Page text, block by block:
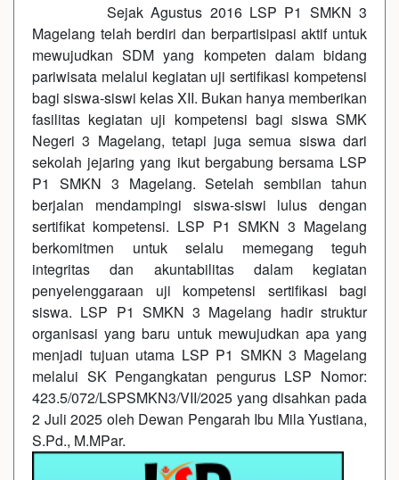
Sejak Agustus 2016 LSP P1 SMKN 3
Magelang telah berdiri dan berpartisipasi aktif untuk
mewujudkan SDM yang kompeten dalam bidang
pariwisata melalui kegiatan uji sertifikasi kompetensi
bagi siswa-siswi kelas XII. Bukan hanya memberikan
fasilitas kegiatan uji kompetensi bagi siswa SMK
Negeri 3 Magelang, tetapi juga semua siswa dari
sekolah jejaring yang ikut bergabung bersama LSP
P1 SMKN 3 Magelang. Setelah sembilan tahun
berjalan mendampingi siswa-siswi lulus dengan
sertifikat kompetensi. LSP P1 SMKN 3 Magelang
berkomitmen untuk selalu memegang teguh
integritas dan akuntabilitas dalam kegiatan
penyelenggaraan uji kompetensi sertifikasi bagi
siswa. LSP P1 SMKN 3 Magelang hadir struktur
organisasi yang baru untuk mewujudkan apa yang
menjadi tujuan utama LSP P1 SMKN 3 Magelang
melalui SK Pengangkatan pengurus LSP Nomor:
423.5/072/LSPSMKN3/VII/2025 yang disahkan pada
2 Juli 2025 oleh Dewan Pengarah Ibu Mila Yustiana,
S.Pd., M.MPar.